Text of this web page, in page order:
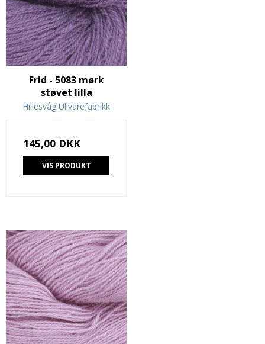
Frid - 5083 mørk
støvet lilla
Hillesvåg Ullvarefabrikk
145,00 DKK
VIS PRODUKT